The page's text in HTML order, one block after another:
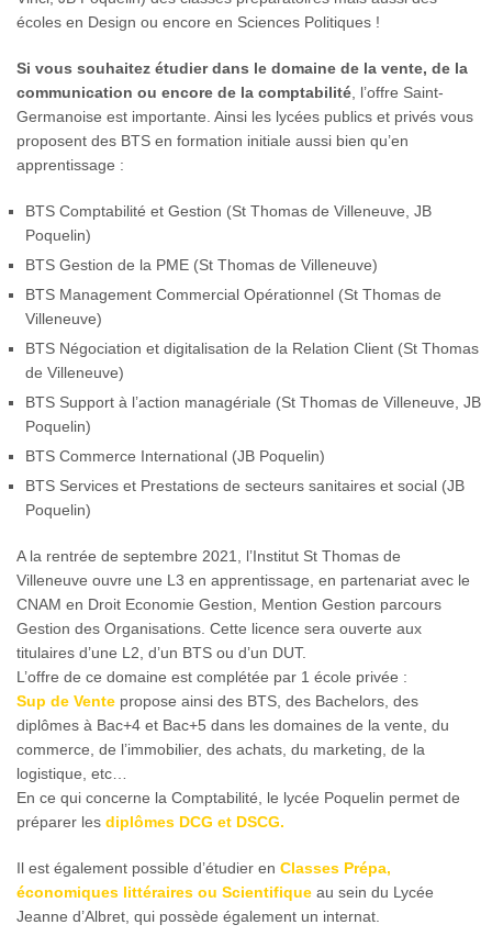
écoles en Design ou encore en Sciences Politiques !
Si vous souhaitez étudier dans le domaine de la vente, de la
communication ou encore de la comptabilité , l’offre Saint-
Germanoise est importante. Ainsi les lycées publics et privés vous
proposent des BTS en formation initiale aussi bien qu’en
apprentissage :
BTS Comptabilité et Gestion (St Thomas de Villeneuve, JB
Poquelin)
BTS Gestion de la PME (St Thomas de Villeneuve)
BTS Management Commercial Opérationnel (St Thomas de
Villeneuve)
BTS Négociation et digitalisation de la Relation Client (St Thomas
de Villeneuve)
BTS Support à l’action managériale (St Thomas de Villeneuve, JB
Poquelin)
BTS Commerce International (JB Poquelin)
BTS Services et Prestations de secteurs sanitaires et social (JB
Poquelin)
A la rentrée de septembre 2021, l’Institut St Thomas de
Villeneuve ouvre une L3 en apprentissage, en partenariat avec le
CNAM en Droit Economie Gestion, Mention Gestion parcours
Gestion des Organisations. Cette licence sera ouverte aux
titulaires d’une L2, d’un BTS ou d’un DUT.
L’offre de ce domaine est complétée par 1 école privée :
Sup de Vente propose ainsi des BTS, des Bachelors, des
diplômes à Bac+4 et Bac+5 dans les domaines de la vente, du
commerce, de l’immobilier, des achats, du marketing, de la
logistique, etc…
En ce qui concerne la Comptabilité, le lycée Poquelin permet de
préparer les diplômes DCG et DSCG.
Il est également possible d’étudier en Classes Prépa,
économiques littéraires ou Scientifique au sein du Lycée
Jeanne d’Albret, qui possède également un internat.